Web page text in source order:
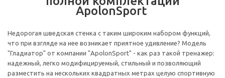
ApolonSport
Недорогая шведская стенка с таким широким набором функций,
что при взгляде на нее возникает приятное удивление? Модель
"Гладиатор" от компании "ApolonSport" - как раз такой тренажер:
надежный, легко модифицируемый, стильный и позволяющий
разместить на нескольких квадратных метрах целую спортивную